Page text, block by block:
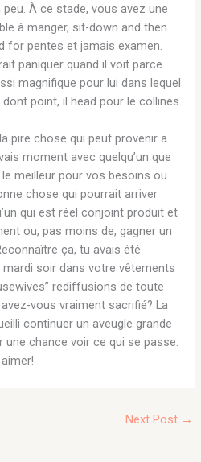
À ce stade, vous avez une
à manger, sit-down and then
for pentes et jamais examen.
paniquer quand il voit parce
magnifique pour lui dans lequel
point, il head pour le collines.
pire chose qui peut provenir a
moment avec quelqu’un que
meilleur pour vos besoins ou
chose qui pourrait arriver
qui est réel conjoint produit et
ou, pas moins de, gagner un
ça, tu avais été
soir dans votre vêtements
rediffusions de toute
vous vraiment sacrifié? La
continuer un aveugle grande
une chance voir ce qui se passe.
Next Post →